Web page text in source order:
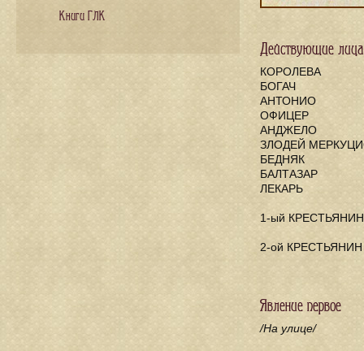
Действующие
КОРОЛЕВА
БОГАЧ
АНТОНИО
ОФИЦЕР
АНДЖЕЛО
ЗЛОДЕЙ
БЕДНЯК
БАЛТАЗАР
ЛЕКАРЬ
1-ый КРЕСТЬЯНИН
2-ой КРЕСТЬЯНИН
Явление первое
/На улице/
Книги ГЛК